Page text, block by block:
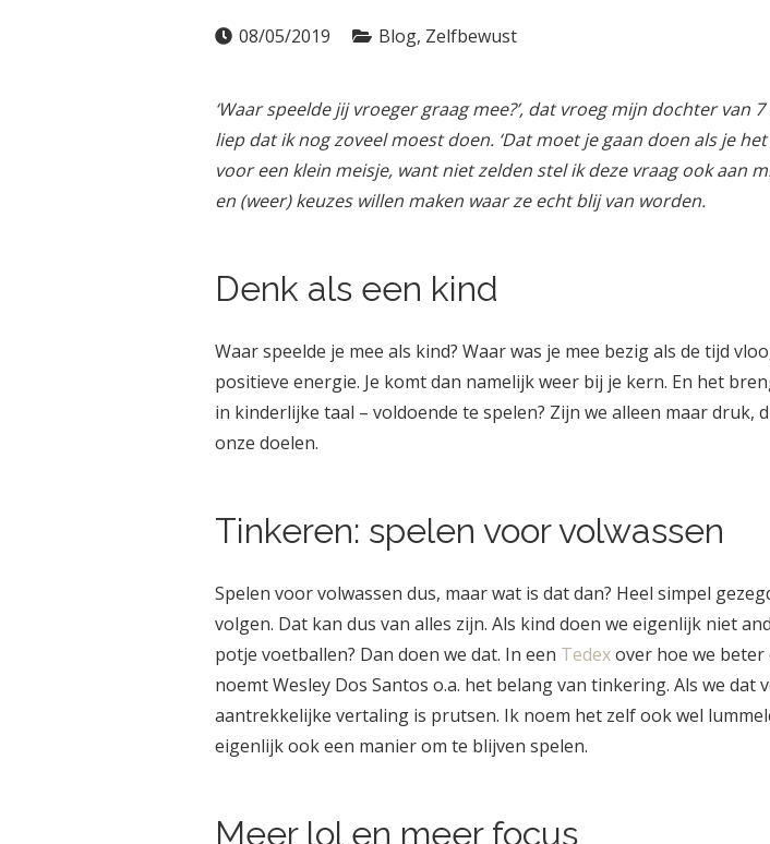
08/05/2019 Blog, Zelfbewust
‘Waar speelde jij vroeger graag mee?’, dat vroeg mijn dochter
liep dat ik nog zoveel moest doen. ‘Dat moet je gaan doen als je
voor een klein meisje, want niet zelden stel ik deze vraag ook aan
en (weer) keuzes willen maken waar ze echt blij van worden.
Denk als een kind
Waar speelde je mee als kind? Waar was je mee bezig als de tijd
positieve energie. Je komt dan namelijk weer bij je kern. En het
in kinderlijke taal – voldoende te spelen? Zijn we alleen maar
onze doelen.
Tinkeren: spelen voor volwassen
Spelen voor volwassen dus, maar wat is dat dan? Heel simpel
volgen. Dat kan dus van alles zijn. Als kind doen we eigenlijk niet
potje voetballen? Dan doen we dat. In een Tedexover hoe we
noemt Wesley Dos Santos o.a. het belang van tinkering. Als we
aantrekkelijke vertaling is prutsen. Ik noem het zelf ook wel
eigenlijk ook een manier om te blijven spelen.
Meer lol en meer focus